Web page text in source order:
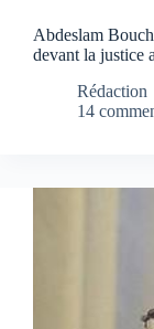
Abdeslam
devant la justice
Rédaction
14